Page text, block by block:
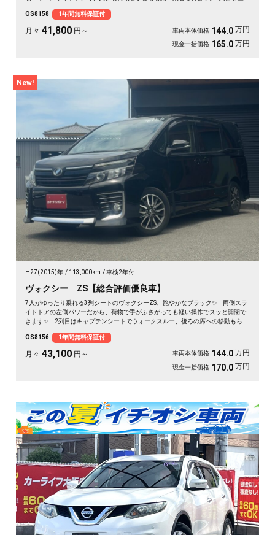
ンETCで週末の遠出も快適そのもの。仲間との旅行にも送迎にも頼れる相棒です
🚗✨💺🙌。安心の《1年保証付》でお渡しします😊
OS8158 1年間無料保証付
月々 41,800 円～ 車両本体価格 144.0 万円
現金一括価格 165.0 万円
New!
H27(2015)年 113,000km 車検2年付
ヴォクシー ZS【総合評価優良車】
7人がゆったり乗れる3列シートのヴォクシーZS、艶やかなブラック✨ 両側スラ
イドドアの左側パワーだから、荷物で手がふさがっても軽い操作でスッと開閉で
きます✨ 2列目はキャプテンシートでウォークスルー、後ろの席への移動もらく
も、仕事道具の積み込みも、この一台で快適にこなせます🎵 細部まで丁寧に手
入れされた綺麗な一台、《1年保証付》で毎日を支えます🚗
OS8156 1年間無料保証付
月々 43,100 円～ 車両本体価格 144.0 万円
現金一括価格 170.0 万円